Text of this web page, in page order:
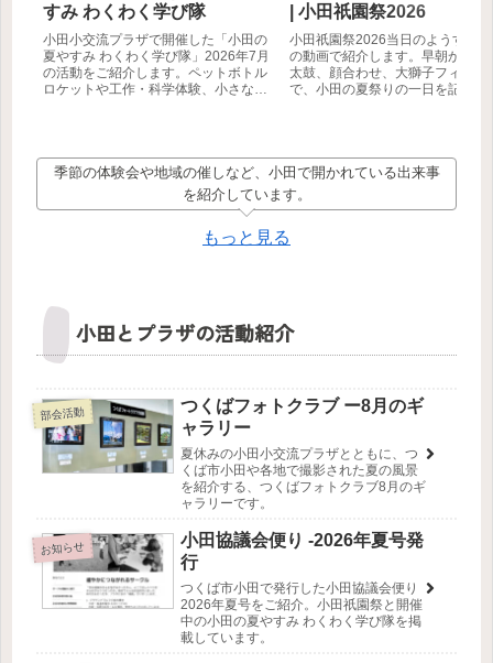
すみ わくわく学び隊
小田小交流プラザで開催した「小田の
夏やすみ わくわく学び隊」2026年7月
の活動をご紹介します。ペットボトル
ロケットや工作・科学体験、小さな生
| 小田祇園祭2026
小田祇園祭2026当日のようすを
の動画で紹介します。早朝からの
太鼓、顔合わせ、大獅子フィナー
で、小田の夏祭りの一日を記録し
季節の体験会や地域の催しなど、小田で開かれている出来事
を紹介しています。
もっと見る
小田とプラザの活動紹介
部会活動
つくばフォトクラブ ー8月のギ
ャラリー
夏休みの小田小交流プラザとともに、つ
くば市小田や各地で撮影された夏の風景
を紹介する、つくばフォトクラブ8月のギ
ャラリーです。
お知らせ
小田協議会便り -2026年夏号発
行
つくば市小田で発行した小田協議会便り
2026年夏号をご紹介。小田祇園祭と開催
中の小田の夏やすみ わくわく学び隊を掲
載しています。